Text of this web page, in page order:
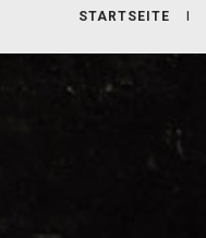
STARTSEITE |